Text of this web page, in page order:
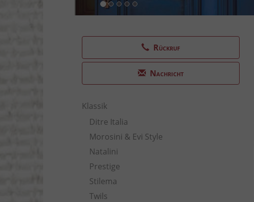
Rückruf
Nachricht
Klassik
Ditre Italia
Morosini & Evi Style
Natalini
Prestige
Stilema
Twils